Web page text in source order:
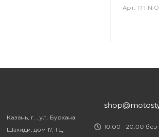
Арт.:
Казань, г. , ул. Бурхана
Шахиди, дом 17, ТЦ
10:00 - 20:00 без